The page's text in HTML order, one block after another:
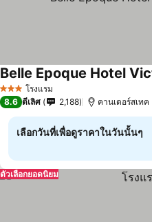
3 ดาว โรงแรม
Belle Epoque Hotel
8.6 ดีเลิศ 2,188 คานเดอร์สเทค
เลือกวันที่เพื่อดูราคาในวันนั้นๆ
ตัวเลือกยอดนิยม